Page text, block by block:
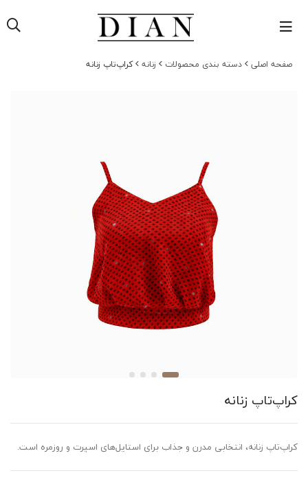
صفحه اصلی دسته بندی محصولات زنانه کراپ‌تاپ زنانه
کراپ‌تاپ زنانه
کراپ‌تاپ زنانه، انتخابی مدرن و جذاب برای استایل‌های اسپرت و روزمره است.